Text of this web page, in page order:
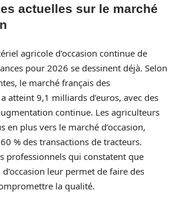
actuelles sur le marché
agricole d’occasion continue de
pour 2026 se dessinent déjà. Selon
le marché français des
atteint 9,1 milliards d’euros, avec des
continue. Les agriculteurs
en plus vers le marché d’occasion,
% des transactions de tracteurs.
professionnels qui constatent que
d’occasion leur permet de faire des
la qualité.